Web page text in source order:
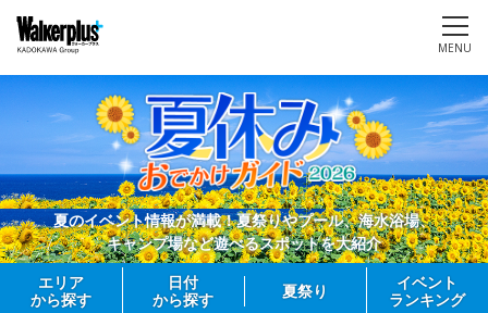
MENU
夏のイベント情報が満載！夏祭りやプール、海水浴場、
キャンプ場など遊べるスポットを大紹介
エリア
から探す
日付
から探す
夏祭り
イベント
ランキング